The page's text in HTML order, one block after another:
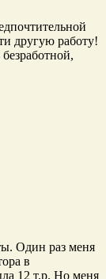
другую работу!
Один раз меня
в
12 т.р. Но меня